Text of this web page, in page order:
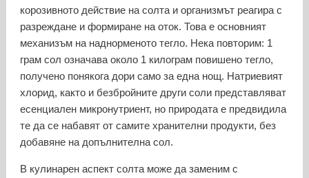
корозивното действие на солта и организмът реагира с
разреждане и формиране на оток. Това е основният
механизъм на наднорменото тегло. Нека повторим: 1
грам сол означава около 1 килограм повишено тегло,
получено понякога дори само за една нощ. Натриевият
хлорид, както и безбройните други соли представляват
есенциален микронутриент, но природата е предвидила
те да се набавят от самите хранителни продукти, без
добавяне на допълнителна сол.
В кулинарен аспект солта може да заменим с